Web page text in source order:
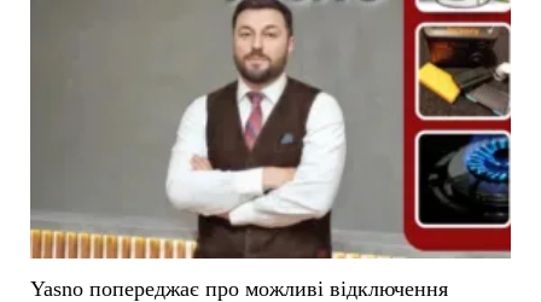
Yasno попереджає про можливі відключення